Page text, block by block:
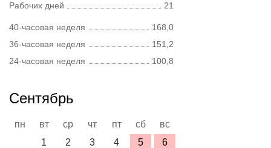
Рабочих дней
21
40-часовая неделя
168,0
36-часовая неделя
151,2
24-часовая неделя
100,8
Сентябрь
пн вт ср чт пт сб
вс
1
2 3 4 5
6